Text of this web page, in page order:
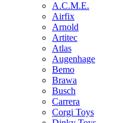
A.C.M.E.
Airfix
Arnold
Artitec
Atlas
Augenhage
Bemo
Brawa
Busch
Carrera
Corgi Toys